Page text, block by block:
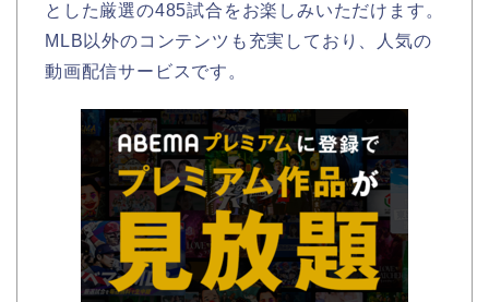
とした厳選の485試合をお楽しみいただけます。
MLB以外のコンテンツも充実しており、人気の
動画配信サービスです。